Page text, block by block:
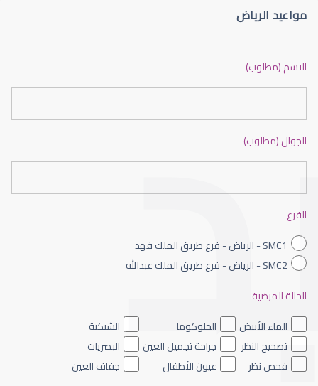
القرنية المخروطية
القرنية المخروطية والليزك
مواعيد الرياض
الاسم (مطلوب)
الجوال (مطلوب)
الفرع
SMC1 - الرياض - فرع طريق الملك فهد
SMC2 - الرياض - فرع طريق الملك عبدالله
الحالة المرضية
الماء الأبيض
الجلوكوما
الشبكية
تصحيح النظر
جراحة تجميل العين
البصريات
فحص نظر
عيون الأطفال جفاف العين